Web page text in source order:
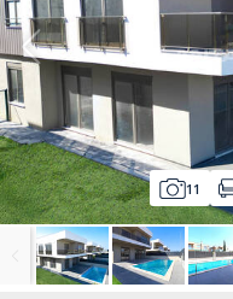
11